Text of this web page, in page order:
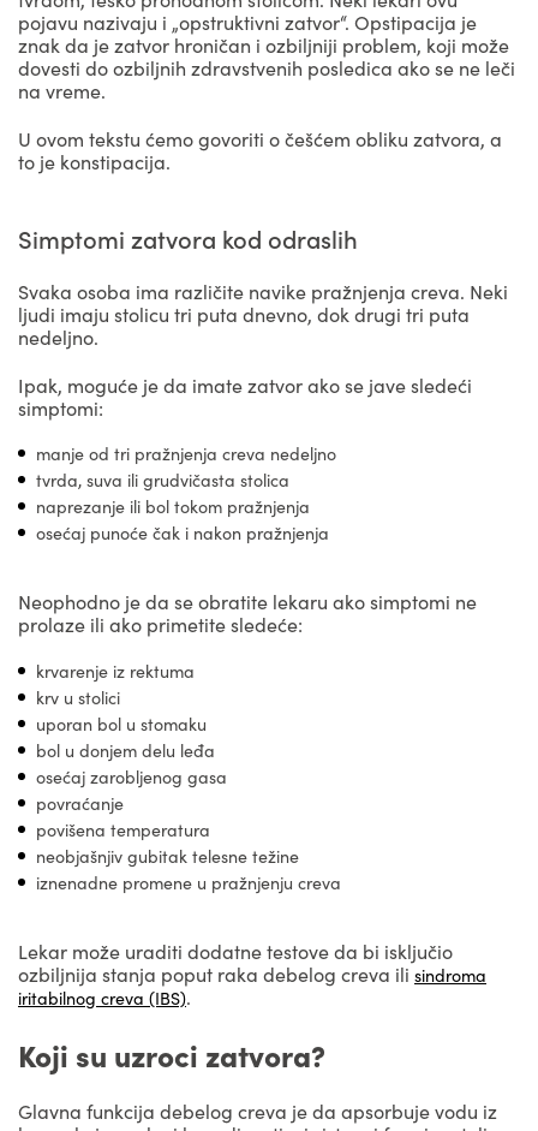
pojavu nazivaju i „opstruktivni zatvor“. Opstipacija je
znak da je zatvor hroničan i ozbiljniji problem, koji može
dovesti do ozbiljnih zdravstvenih posledica ako se ne leči
na vreme.
U ovom tekstu ćemo govoriti o češćem obliku zatvora, a
to je konstipacija.
Simptomi zatvora kod odraslih
Svaka osoba ima različite navike pražnjenja creva. Neki
ljudi imaju stolicu tri puta dnevno, dok drugi tri puta
nedeljno.
Ipak, moguće je da imate zatvor ako se jave sledeći
simptomi:
manje od tri pražnjenja creva nedeljno
tvrda, suva ili grudvičasta stolica
naprezanje ili bol tokom pražnjenja
osećaj punoće čak i nakon pražnjenja
Neophodno je da se obratite lekaru ako simptomi ne
prolaze ili ako primetite sledeće:
krvarenje iz rektuma
krv u stolici
uporan bol u stomaku
bol u donjem delu leđa
osećaj zarobljenog gasa
povraćanje
povišena temperatura
neobjašnjiv gubitak telesne težine
iznenadne promene u pražnjenju creva
Lekar može uraditi dodatne testove da bi isključio
ozbiljnija stanja poput raka debelog creva ili sindroma
iritabilnog creva (IBS).
Koji su uzroci zatvora?
Glavna funkcija debelog creva je da apsorbuje vodu iz